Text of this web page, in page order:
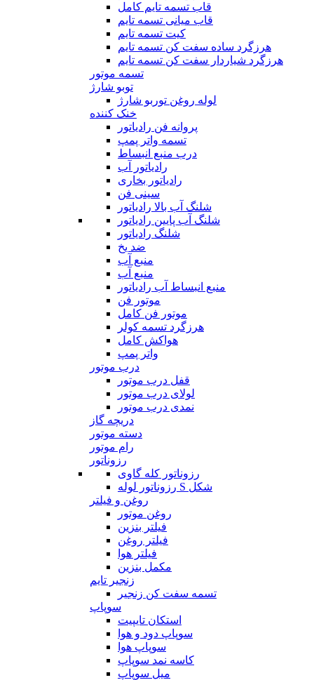
قاب تسمه تایم کامل
قاب میانی تسمه تایم
کیت تسمه تایم
هرزگرد ساده سفت کن تسمه تایم
هرزگرد شیاردار سفت کن تسمه تایم
تسمه موتور
توبو شارژ
لوله روغن توربو شارژ
خنک کننده
پروانه فن رادیاتور
تسمه واتر پمپ
درب منبع انبساط
رادیاتور آب
رادیاتور بخاری
سینی فن
شلنگ آب بالا رادیاتور
شلنگ آب پایین رادیاتور
شلنگ رادیاتور
ضد یخ
منبع آب
منبع آب
منبع انبساط آب رادیاتور
موتور فن
موتور فن کامل
هرزگرد تسمه کولر
هواکش کامل
واتر پمپ
درب موتور
قفل درب موتور
لولای درب موتور
نمدی درب موتور
دریچه گاز
دسته موتور
رام موتور
رزوناتور
رزوناتور کله گاوی
رزوناتور لوله S شکل
روغن و فیلتر
روغن موتور
فیلتر بنزین
فیلتر روغن
فیلتر هوا
مکمل بنزین
زنجیر تایم
تسمه سفت کن زنجیر
سوپاپ
استکان تایپیت
سوپاپ دود و هوا
سوپاپ هوا
کاسه نمد سوپاپ
میل سوپاپ